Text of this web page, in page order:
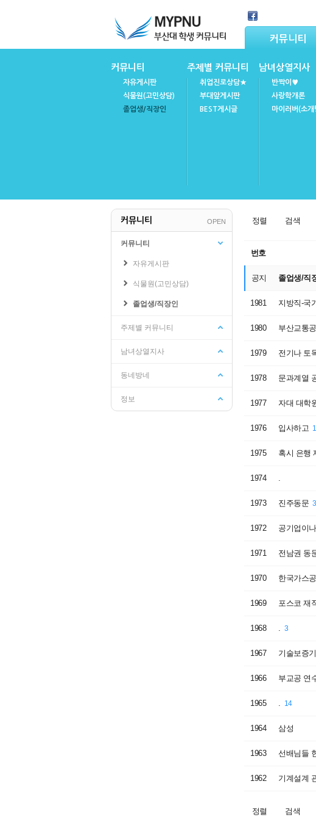
커뮤니티
커뮤니티
자유게시판
식물원(고민상담)
졸업생/직장인
주제별 커뮤니티
취업진로상담★
부대앞게시판
BEST게시글
남녀상열지사
반짝이♥
사랑학개론
마이러버(소개
공지사항
FAQ(자주묻는질문)
학교관련
인터넷증명발급
학생지원시스템
수강신청/성적
성적조회
수강편람
취업
이러닝(
커뮤니티 OPEN
커뮤니티
자유게시판
식물원(고민상담)
졸업생/직장인
주제별 커뮤니티
남녀상열지사
동네방네
정보
정렬 검색
번호
공지 졸업생/직
1981 지방직-국
1980 부산교통
1979 전기나 토
1978 문과계열
1977 자대 대학
1976 입사하고
1975 혹시 은행
1974 .
1973 진주동문 3
1972 공기업이
1971 전남권 동
1970 한국가스
1969 포스코 재
1968 . 3
1967 기술보증
1966 부교공 연
1965 . 14
1964 삼성
1963 선배님들
1962 기계설계
정렬 검색